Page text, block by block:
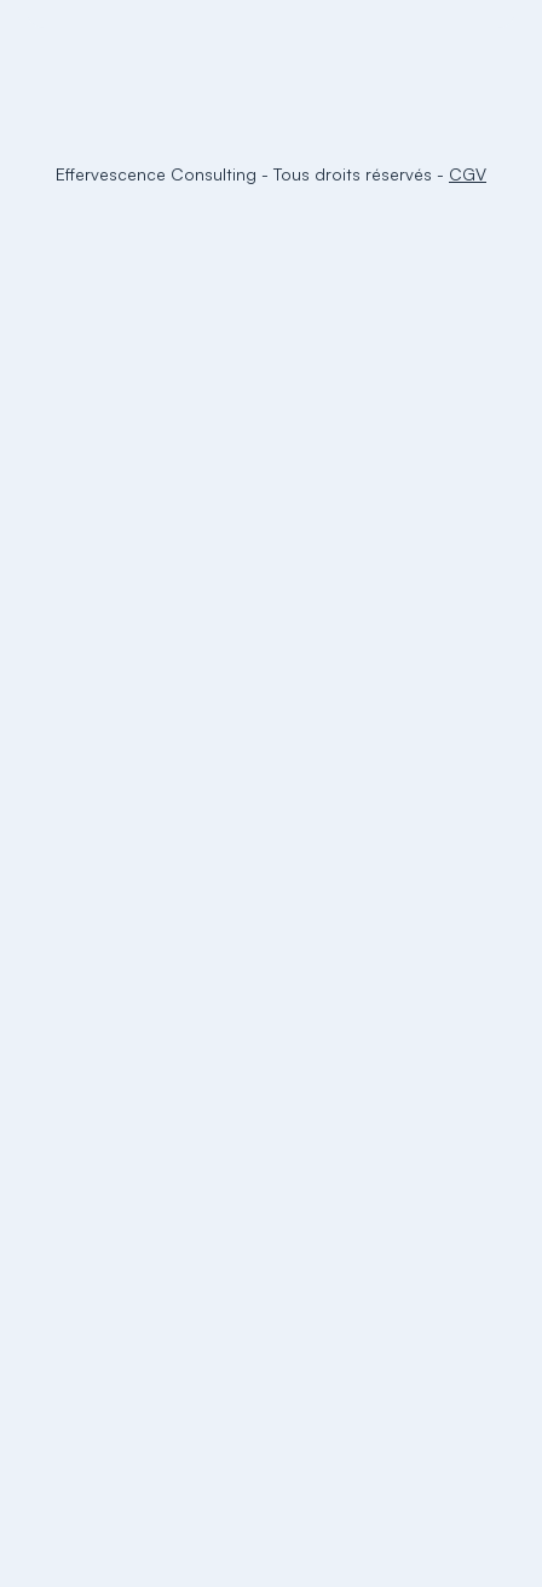
Effervescence Consulting - Tous droits réservés - CGV